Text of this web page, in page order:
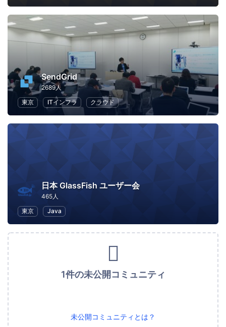
SendGrid
2689人
東京
ITインフラ クラウド
日本 GlassFish ユーザー会
465人
東京
Java
1件の未公開コミュニティ
未公開コミュニティとは？